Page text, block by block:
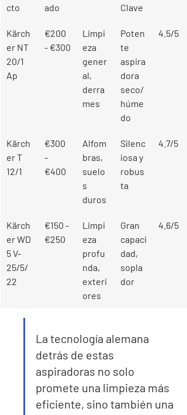
cto
ado
Clave
Kärch
er NT
20/1
Ap
€200
- €300
Limpi
eza
gener
al,
derra
mes
Poten
te
aspira
dora
seco/
húme
do
4.5/5
Kärch
er T
12/1
€300
-
€400
Alfom
bras,
suelo
s
duros
Silenc
iosa y
robus
ta
4.7/5
Kärch
er WD
5 V-
25/5/
22
€150 -
€250
Limpi
eza
profu
nda,
exteri
ores
Gran
capaci
dad,
sopla
dor
4.6/5
La tecnología alemana
detrás de estas
aspiradoras no solo
promete una limpieza más
eficiente, sino también una